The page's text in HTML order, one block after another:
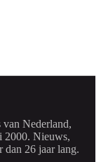
van Nederland,
2000. Nieuws,
dan 26 jaar lang.